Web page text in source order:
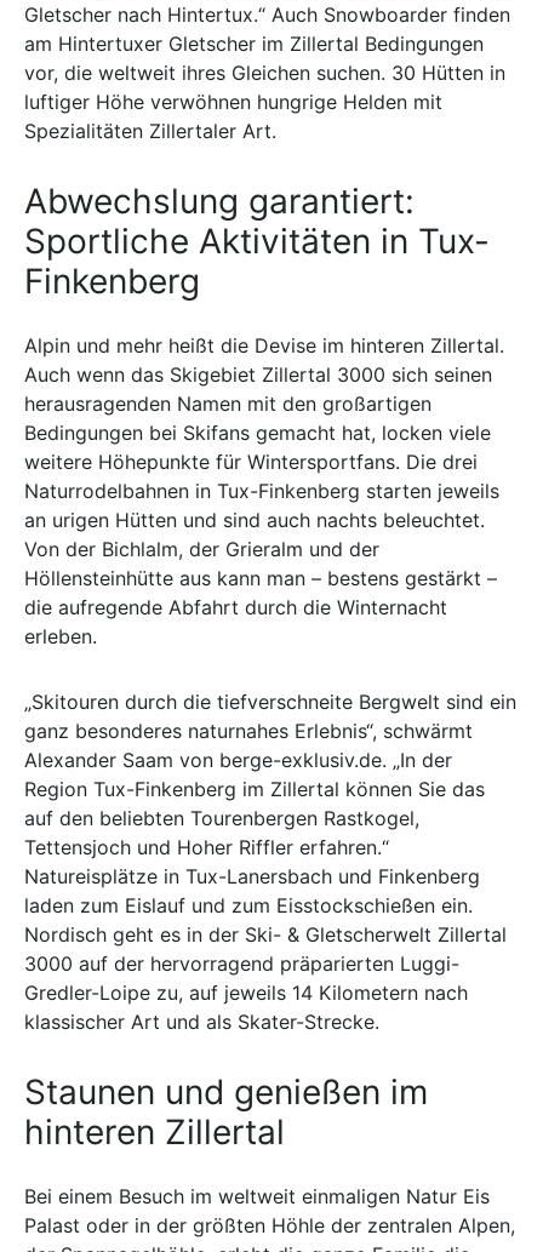
Gletscher nach Hintertux.“ Auch Snowboarder finden
am Hintertuxer Gletscher im Zillertal Bedingungen
vor, die weltweit ihres Gleichen suchen. 30 Hütten in
luftiger Höhe verwöhnen hungrige Helden mit
Spezialitäten Zillertaler Art.
Abwechslung garantiert:
Sportliche Aktivitäten in Tux-
Finkenberg
Alpin und mehr heißt die Devise im hinteren Zillertal.
Auch wenn das Skigebiet Zillertal 3000 sich seinen
herausragenden Namen mit den großartigen
Bedingungen bei Skifans gemacht hat, locken viele
weitere Höhepunkte für Wintersportfans. Die drei
Naturrodelbahnen in Tux-Finkenberg starten jeweils
an urigen Hütten und sind auch nachts beleuchtet.
Von der Bichlalm, der Grieralm und der
Höllensteinhütte aus kann man – bestens gestärkt –
die aufregende Abfahrt durch die Winternacht
erleben.
„Skitouren durch die tiefverschneite Bergwelt sind ein
ganz besonderes naturnahes Erlebnis“, schwärmt
Alexander Saam von berge-exklusiv.de. „In der
Region Tux-Finkenberg im Zillertal können Sie das
auf den beliebten Tourenbergen Rastkogel,
Tettensjoch und Hoher Riffler erfahren.“
Natureisplätze in Tux-Lanersbach und Finkenberg
laden zum Eislauf und zum Eisstockschießen ein.
Nordisch geht es in der Ski- & Gletscherwelt Zillertal
3000 auf der hervorragend präparierten Luggi-
Gredler-Loipe zu, auf jeweils 14 Kilometern nach
klassischer Art und als Skater-Strecke.
Staunen und genießen im
hinteren Zillertal
Bei einem Besuch im weltweit einmaligen Natur Eis
Palast oder in der größten Höhle der zentralen Alpen,